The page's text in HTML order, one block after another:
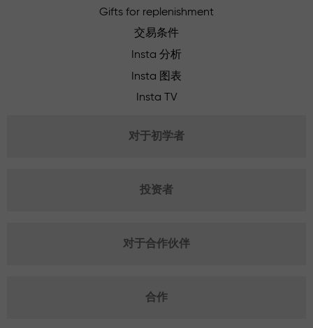
Gifts for replenishment
交易条件
Insta 分析
Insta 图表
Insta TV
对于初学者
投资者
对于合作伙伴
合作